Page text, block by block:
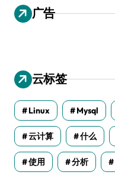
广告
云标签
Linux Mysql
云计算 什么
使用 分析